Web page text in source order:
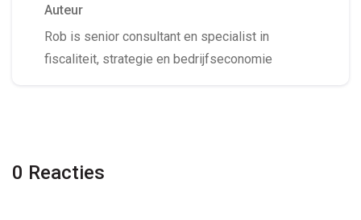
Auteur
Rob is senior consultant en specialist in
fiscaliteit, strategie en bedrijfseconomie
0 Reacties